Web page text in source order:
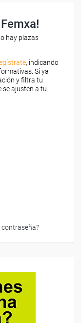
hay plazas
, indicando
Si ya
y filtra tu
se ajusten a tu
contraseña?